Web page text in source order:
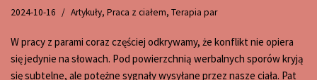
2024-10-16 Artykuły, Praca z ciałem, Terapia par
W pracy z parami coraz częściej odkrywamy, że konflikt nie opiera
się jedynie na słowach. Pod powierzchnią werbalnych sporów kryją
się subtelne, ale potężne sygnały wysyłane przez nasze ciała. Pat